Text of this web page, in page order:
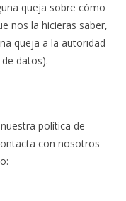
queja sobre cómo
nos la hicieras saber,
queja a la autoridad
datos).
política de
con nosotros